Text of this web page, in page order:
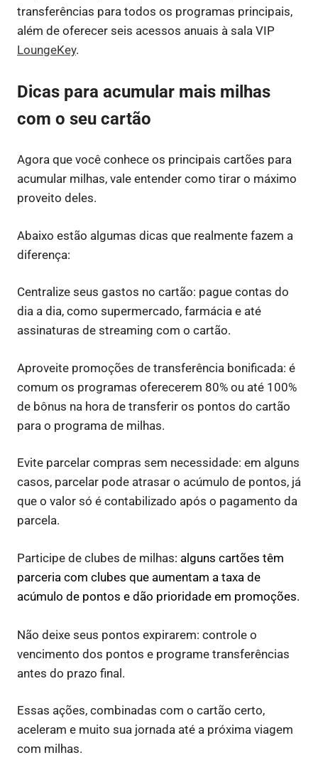
transferências para todos os programas principais,
além de oferecer seis acessos anuais à sala VIP
LoungeKey.
Dicas para acumular mais milhas
com o seu cartão
Agora que você conhece os principais cartões para
acumular milhas, vale entender como tirar o máximo
proveito deles.
Abaixo estão algumas dicas que realmente fazem a
diferença:
Centralize seus gastos no cartão: pague contas do
dia a dia, como supermercado, farmácia e até
assinaturas de streaming com o cartão.
Aproveite promoções de transferência bonificada: é
comum os programas oferecerem 80% ou até 100%
de bônus na hora de transferir os pontos do cartão
para o programa de milhas.
Evite parcelar compras sem necessidade: em alguns
casos, parcelar pode atrasar o acúmulo de pontos, já
que o valor só é contabilizado após o pagamento da
parcela.
Participe de clubes de milhas: alguns cartões têm
parceria com clubes que aumentam a taxa de
acúmulo de pontos e dão prioridade em promoções.
Não deixe seus pontos expirarem: controle o
vencimento dos pontos e programe transferências
antes do prazo final.
Essas ações, combinadas com o cartão certo,
aceleram e muito sua jornada até a próxima viagem
com milhas.